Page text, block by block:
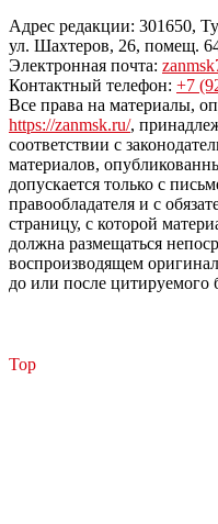
Адрес редакции: 301650,
ул. Шахтеров, 26, помещ.
Электронная почта:
Контактный телефон: +7
Все права на материалы,
https://zanmsk.ru/,
соответствии с
материалов,
допускается только с
правообладателя и с
страницу, с которой
должна размещаться
воспроизводящем
до или после цитируемого
Top